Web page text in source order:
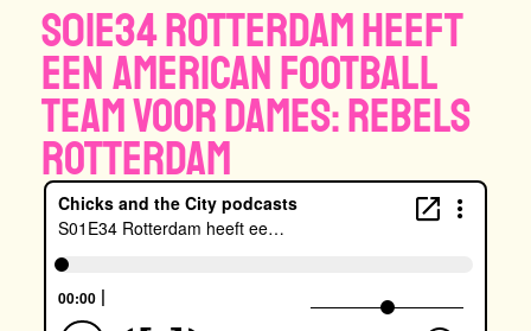
S01E34 Rotterdam heeft
een American Football
team voor dames: Rebels
Rotterdam